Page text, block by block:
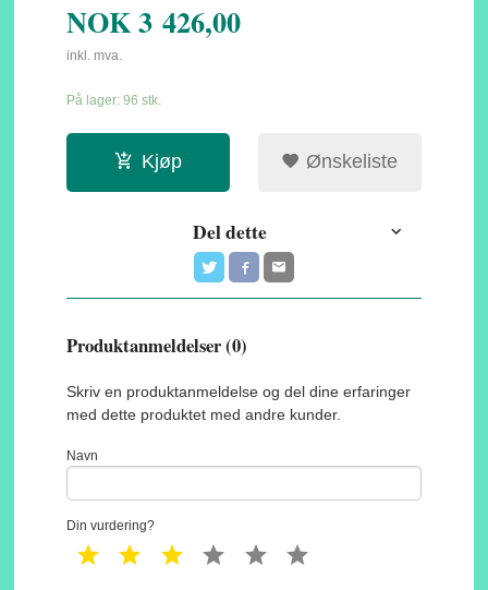
NOK3 426,00
inkl. mva.
På lager: 96 stk.
Kjøp Ønskeliste
Del dette
Produktanmeldelser (0)
Skriv en produktanmeldelse og del dine erfaringer
med dette produktet med andre kunder.
Navn
Din vurdering?
1 star 2 star 3 star 4 star 5 star